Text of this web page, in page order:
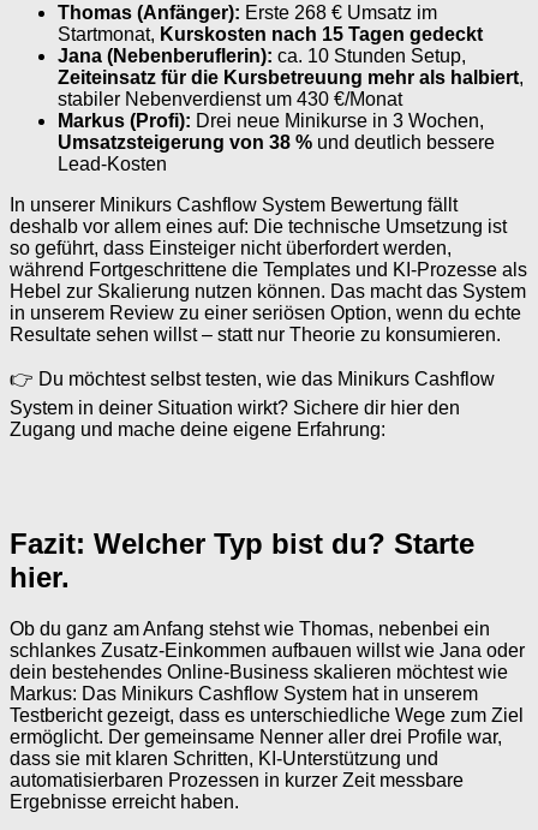
Thomas (Anfänger): Erste 268 € Umsatz im
Startmonat, Kurskosten nach 15 Tagen gedeckt
Jana (Nebenberuflerin): ca. 10 Stunden Setup,
Zeiteinsatz für die Kursbetreuung mehr als halbiert,
stabiler Nebenverdienst um 430 €/Monat
Markus (Profi): Drei neue Minikurse in 3 Wochen,
Umsatzsteigerung von 38 % und deutlich bessere
Lead-Kosten
In unserer Minikurs Cashflow System Bewertung fällt
deshalb vor allem eines auf: Die technische Umsetzung ist
so geführt, dass Einsteiger nicht überfordert werden,
während Fortgeschrittene die Templates und KI-Prozesse als
Hebel zur Skalierung nutzen können. Das macht das System
in unserem Review zu einer seriösen Option, wenn du echte
Resultate sehen willst – statt nur Theorie zu konsumieren.
👉 Du möchtest selbst testen, wie das Minikurs Cashflow
System in deiner Situation wirkt? Sichere dir hier den
Zugang und mache deine eigene Erfahrung:
Fazit: Welcher Typ bist du? Starte
hier.
Ob du ganz am Anfang stehst wie Thomas, nebenbei ein
schlankes Zusatz-Einkommen aufbauen willst wie Jana oder
dein bestehendes Online-Business skalieren möchtest wie
Markus: Das Minikurs Cashflow System hat in unserem
Testbericht gezeigt, dass es unterschiedliche Wege zum Ziel
ermöglicht. Der gemeinsame Nenner aller drei Profile war,
dass sie mit klaren Schritten, KI-Unterstützung und
automatisierbaren Prozessen in kurzer Zeit messbare
Ergebnisse erreicht haben.